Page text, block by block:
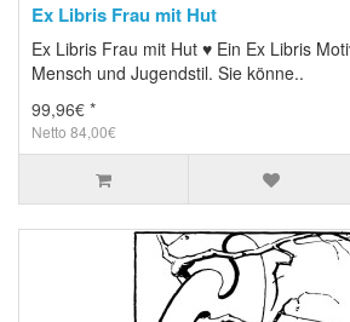
Ex Libris Frau mit Hut
Ex Libris Frau mit Hut ♥ Ein Ex Libris
Mensch und Jugendstil. Sie könne..
99,96€ *
Netto 84,00€